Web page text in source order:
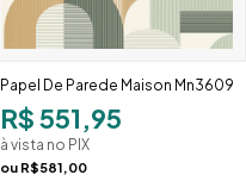
Papel De Parede Maison Mn3609
R$ 551,95
à vista no PIX
ou R$581,00